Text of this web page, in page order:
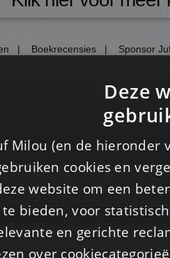
| Boekrecensies | Sponsor
© 2012 - 2026 www.juf-
Deze
Milou (en de
cookies en
website om een
te bieden, voor
en gerichte
over